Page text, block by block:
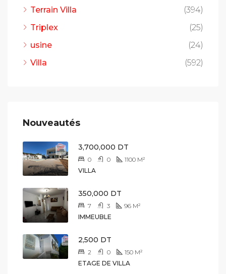
Terrain Villa
(394)
Triplex
(25)
usine
(24)
Villa
(592)
Nouveautés
3,700,000 DT
0 0 1100 M²
VILLA
350,000 DT
7 3 96 M²
IMMEUBLE
2,500 DT
2 0 150 M²
ETAGE DE VILLA